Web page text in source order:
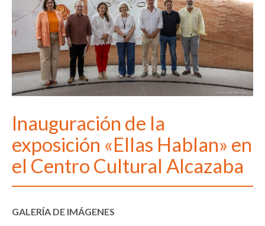
Inauguración de la
exposición «Ellas Hablan» en
el Centro Cultural Alcazaba
GALERÍA DE IMÁGENES